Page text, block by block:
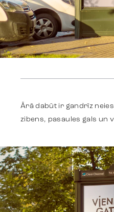
Trends
Get in touch
Ārā dabūt ir gandrīz
zibens, pasaules gals un